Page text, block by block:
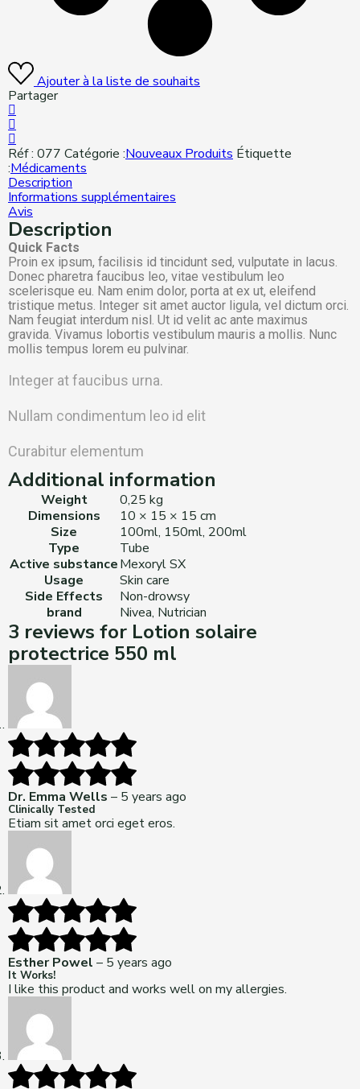
Ajouter à la liste de souhaits
Partager
Réf : 077 Catégorie :Nouveaux Produits Étiquette
:Médicaments
Description
Informations supplémentaires
Avis
Description
Quick Facts
Proin ex ipsum, facilisis id tincidunt sed, vulputate in lacus.
Donec pharetra faucibus leo, vitae vestibulum leo
scelerisque eu. Nam enim dolor, porta at ex ut, eleifend
tristique metus. Integer sit amet auctor ligula, vel dictum orci.
Nam feugiat interdum nisl. Ut id velit ac ante maximus
gravida. Vivamus lobortis vestibulum mauris a mollis. Nunc
mollis tempus lorem eu pulvinar.
Integer at faucibus urna.
Nullam condimentum leo id elit
Curabitur elementum
Additional information
Weight
0,25 kg
Dimensions
10 × 15 × 15 cm
Size
100ml, 150ml, 200ml
Type
Tube
Active substanceMexoryl SX
Usage
Skin care
Side Effects
Non-drowsy
brand
Nivea, Nutrician
3 reviews for Lotion solaire
protectrice 550 ml
Dr. Emma Wells – 5 years ago
Clinically Tested
Etiam sit amet orci eget eros.
Esther Powel – 5 years ago
It Works!
I like this product and works well on my allergies.